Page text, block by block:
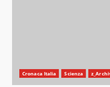
Cronaca Italia Scienza